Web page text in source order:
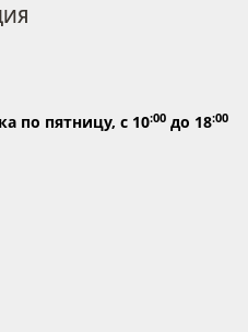
по пятницу, с 10:00 до 18:00